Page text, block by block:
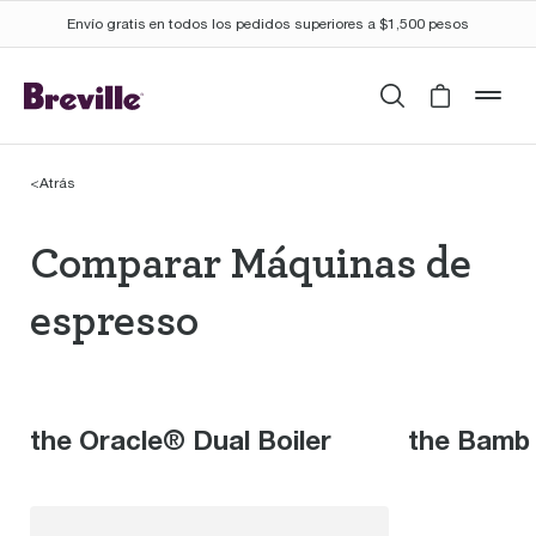
Envío gratis en todos los pedidos superiores a $1,500 pesos
BuscarCart is
<Atrás
Comparar Máquinas
Comparar Máquinas de
espresso
the Oracle® Dual Boiler the